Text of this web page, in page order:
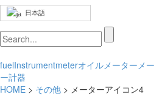
日本語
fuelInstrumentmeterオイルメーターメ
ー計器
HOME > その他 > メーターアイコン4